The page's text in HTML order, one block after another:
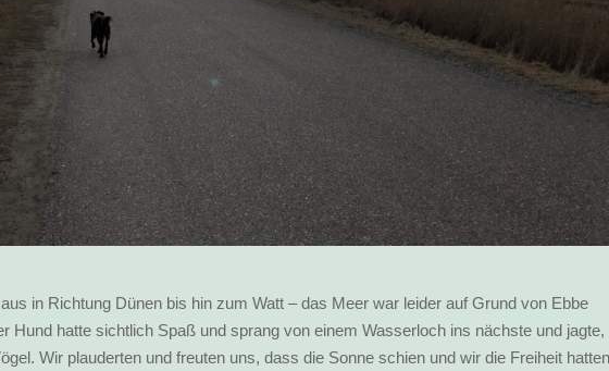
in Richtung Dünen bis hin zum Watt – das Meer war leider auf Grund von Ebbe
Hund hatte sichtlich Spaß und sprang von einem Wasserloch ins nächste und jagte,
Wir plauderten und freuten uns, dass die Sonne schien und wir die Freiheit hatten